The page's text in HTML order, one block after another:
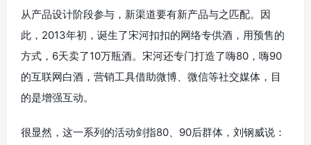
从产品设计阶段参与，新渠道要有新产品与之匹配。因
此，2013年初，诞生了宋河扣扣的网络专供酒，用预售的
方式，6天卖了10万瓶酒。宋河还专门打造了嗨80，嗨90
的互联网白酒，营销工具借助微博、微信等社交媒体，目
的是增强互动。
很显然，这一系列的活动剑指80、90后群体，刘钢威说：